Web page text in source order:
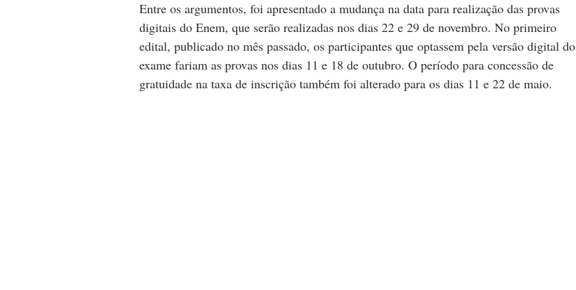
Entre os argumentos, foi apresentado a mudança na data para realização das provas
digitais do Enem, que serão realizadas nos dias 22 e 29 de novembro. No primeiro
edital, publicado no mês passado, os participantes que optassem pela versão digital do
exame fariam as provas nos dias 11 e 18 de outubro. O período para concessão de
gratuidade na taxa de inscrição também foi alterado para os dias 11 e 22 de maio.